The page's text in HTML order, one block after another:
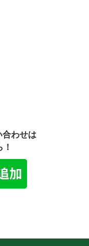
わせは